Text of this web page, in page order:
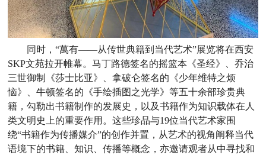
同时，“萬有——从传世典籍到当代艺术”展览将在西安
SKP文苑拉开帷幕。马丁路德签名的摇篮本《圣经》、乔治
三世御制《莎士比亚》、拿破仑签名的《少年维特之烦
恼》、牛顿签名的《手绘插图之光学》等五十余部珍贵典
籍，勾勒出书籍制作的发展史，以及书籍作为知识载体在人
类文明史上的重要作用。这些珍品与19位当代艺术家围
绕“书籍作为传播媒介”的创作并置，从艺术的视角阐释当代
语境下的书籍、知识、传播等概念，亦邀请观者从中寻找和